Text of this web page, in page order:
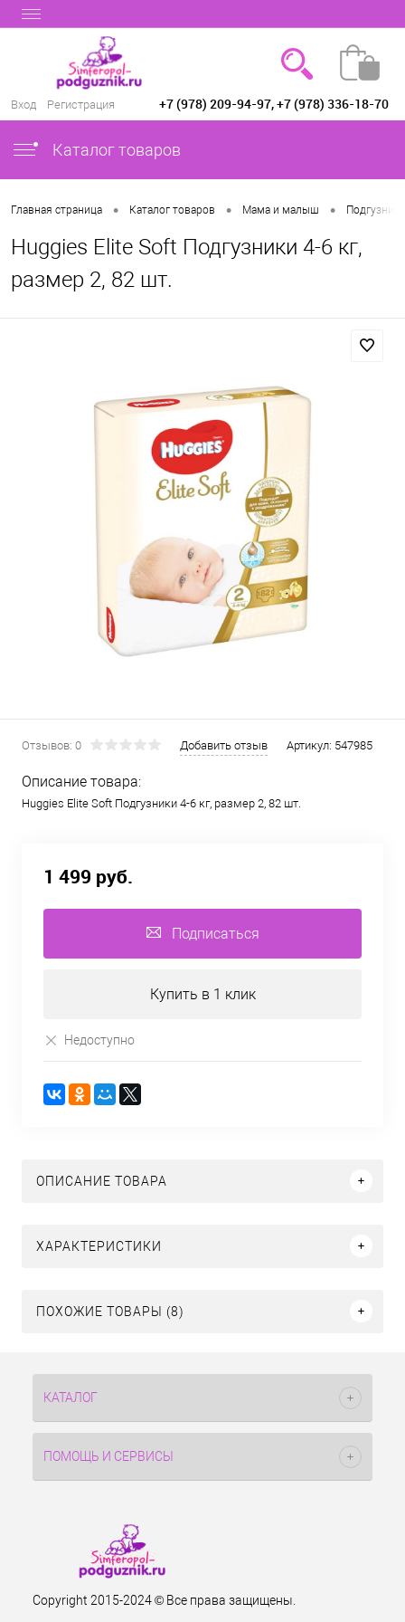
Вход Регистрация +7 (978) 209-94-97, +7 (978) 336-18-70
Каталог товаров
Главная страница • Каталог товаров • Мама и малыш •
Huggies Elite Soft Подгузники 4-6 кг,
размер 2, 82 шт.
Отзывов: 0 Добавить отзыв Артикул: 547985
Описание товара:
Huggies Elite Soft Подгузники 4-6 кг, размер 2, 82 шт.
1 499 руб.
Подписаться
Купить в 1 клик
Недоступно
ОПИСАНИЕ ТОВАРА
ХАРАКТЕРИСТИКИ
ПОХОЖИЕ ТОВАРЫ (8)
КАТАЛОГ
ПОМОЩЬ И СЕРВИСЫ
Copyright 2015-2024 © Все права защищены.